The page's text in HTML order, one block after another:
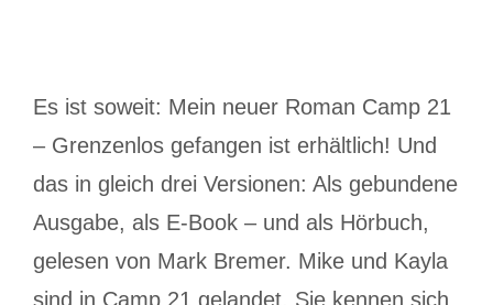
Es ist soweit: Mein neuer Roman Camp 21
– Grenzenlos gefangen ist erhältlich! Und
das in gleich drei Versionen: Als gebundene
Ausgabe, als E-Book – und als Hörbuch,
gelesen von Mark Bremer. Mike und Kayla
sind in Camp 21 gelandet. Sie kennen sich